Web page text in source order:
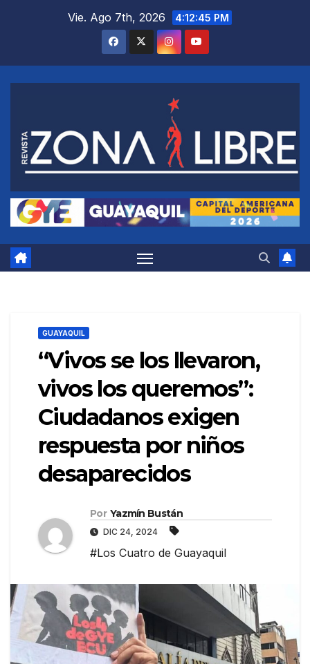
Vie. Ago 7th, 2026 4:12:46 PM
GUAYAQUIL
“Vivos se los llevaron,
vivos los queremos”:
Ciudadanos exigen
respuesta por niños
desaparecidos
Por Yazmín Bustán
DIC 24, 2024
#Los Cuatro de Guayaquil